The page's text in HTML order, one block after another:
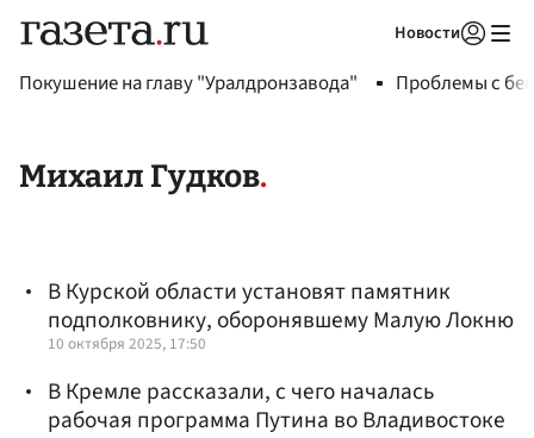
Новости
Покушение на главу "Уралдронзавода" Проблемы с
Михаил Гудков
В Курской области установят памятник
подполковнику, оборонявшему Малую Локню
10 октября 2025, 17:50
В Кремле рассказали, с чего началась
рабочая программа Путина во Владивостоке